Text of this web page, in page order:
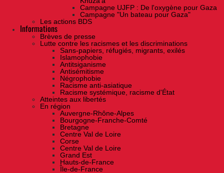
Campagne UJFP : De l'oxygène pour Gaza
Campagne "Un bateau pour Gaza"
Les actions BDS
Informations
Brèves de presse
Lutte contre les racismes et les discriminations
Sans-papiers, réfugiés, migrants, exilés
Islamophobie
Antitsiganisme
Antisémitisme
Négrophobie
Racisme anti-asiatique
Racisme systémique, racisme d'État
Atteintes aux libertés
En région
Auvergne-Rhône-Alpes
Bourgogne-Franche-Comté
Bretagne
Centre Val de Loire
Corse
Centre Val de Loire
Grand Est
Hauts-de-France
Île-de-France